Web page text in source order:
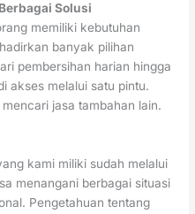
Solusi
memiliki kebutuhan
banyak pilihan
pembersihan harian hingga
akses melalui satu pintu.
jasa tambahan lain.
kami miliki sudah melalui
menangani berbagai situasi
Pengetahuan tentang